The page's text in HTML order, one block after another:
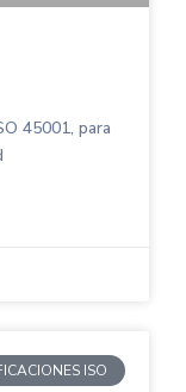
45001, para
ISO